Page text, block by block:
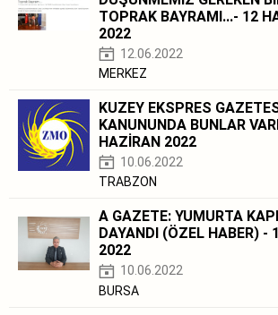
TOPRAK BAYRAMI...- 12
2022
12.06.2022
MERKEZ
KUZEY EKSPRES
KANUNUNDA BUNLAR
HAZİRAN 2022
10.06.2022
TRABZON
A GAZETE: YUMURTA
DAYANDI (ÖZEL HABER) -
2022
10.06.2022
BURSA